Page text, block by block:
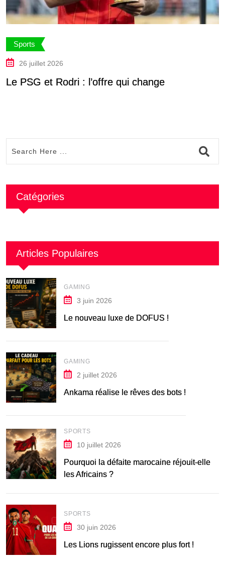
Sports
26 juillet 2026
Le PSG et Rodri : l’offre qui change
Catégories
Articles Populaires
GAMING
3 juin 2026
Le nouveau luxe de DOFUS !
GAMING
2 juillet 2026
Ankama réalise le rêves des bots !
SPORTS
10 juillet 2026
Pourquoi la défaite marocaine réjouit-elle
les Africains ?
SPORTS
30 juin 2026
Les Lions rugissent encore plus fort !